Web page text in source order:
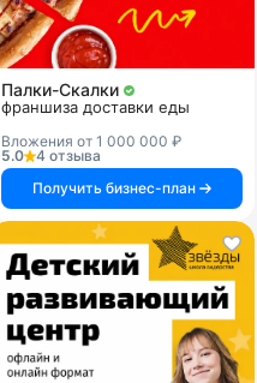
Палки-Скалки
франшиза доставки еды
Вложения от 1 000 000 ₽
5.0
4 отзыва
Получить бизнес-план